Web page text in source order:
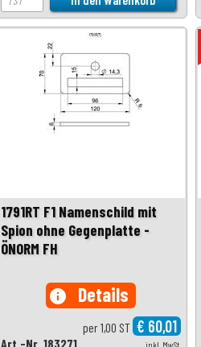
1791RT F1 Namenschild mit
Spion ohne Gegenplatte -
ÖNORM FH
info Details
per 1,00 ST € 60,01
Art.-Nr. 183271